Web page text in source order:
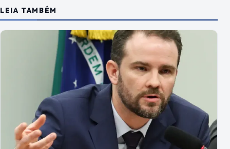
LEIA TAMBÉM